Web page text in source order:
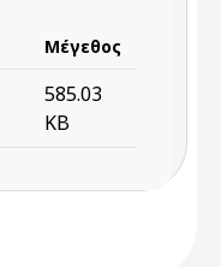
Μέγεθος
585.03
KB